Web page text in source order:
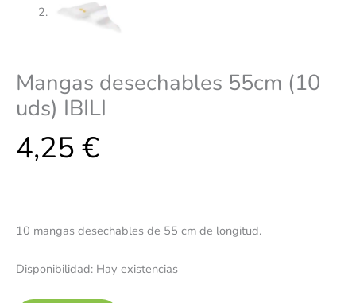
Mangas desechables 55cm (10
uds) IBILI
4,25 €
10 mangas desechables de 55 cm de longitud.
Disponibilidad: Hay existencias